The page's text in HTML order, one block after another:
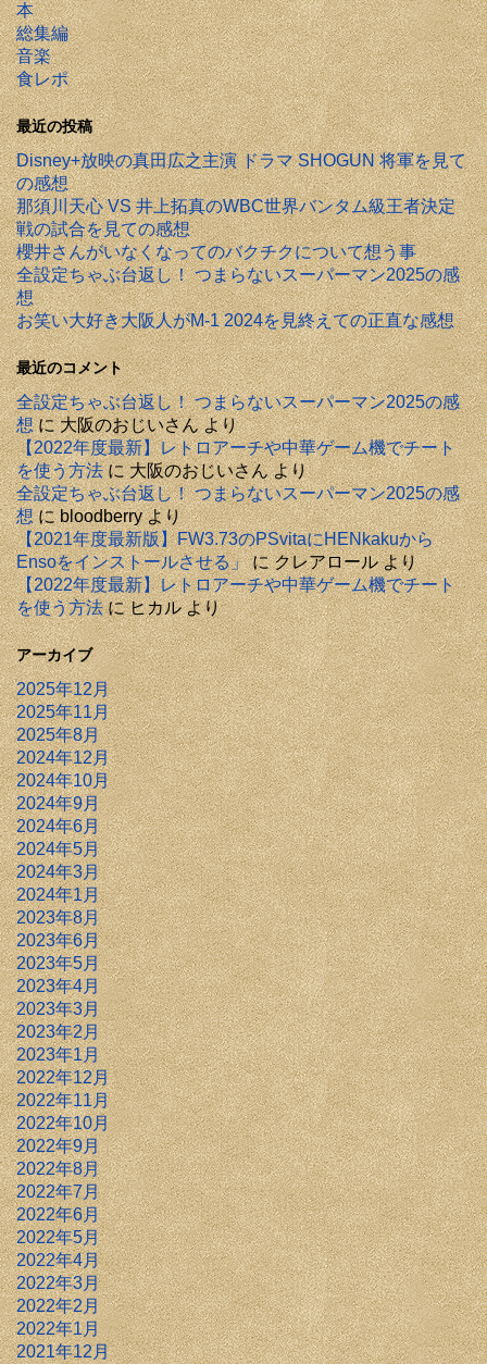
本
総集編
音楽
食レポ
最近の投稿
Disney+放映の真田広之主演 ドラマ SHOGUN 将軍を見て
の感想
那須川天心 VS 井上拓真のWBC世界バンタム級王者決定
戦の試合を見ての感想
櫻井さんがいなくなってのバクチクについて想う事
全設定ちゃぶ台返し！ つまらないスーパーマン2025の感
想
お笑い大好き大阪人がM-1 2024を見終えての正直な感想
最近のコメント
全設定ちゃぶ台返し！ つまらないスーパーマン2025の感
想に大阪のおじいさんより
【2022年度最新】レトロアーチや中華ゲーム機でチート
を使う方法に大阪のおじいさんより
全設定ちゃぶ台返し！ つまらないスーパーマン2025の感
想にbloodberryより
【2021年度最新版】FW3.73のPSvitaにHENkakuから
Ensoをインストールさせる」にクレアロールより
【2022年度最新】レトロアーチや中華ゲーム機でチート
を使う方法にヒカルより
アーカイブ
2025年12月
2025年11月
2025年8月
2024年12月
2024年10月
2024年9月
2024年6月
2024年5月
2024年3月
2024年1月
2023年8月
2023年6月
2023年5月
2023年4月
2023年3月
2023年2月
2023年1月
2022年12月
2022年11月
2022年10月
2022年9月
2022年8月
2022年7月
2022年6月
2022年5月
2022年4月
2022年3月
2022年2月
2022年1月
2021年12月